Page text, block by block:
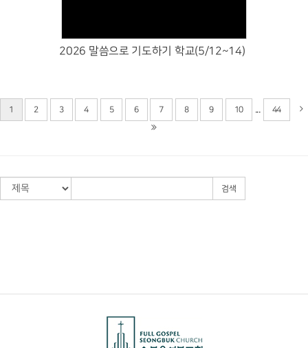
2026 말씀으로 기도하기 학교(5/12~14)
1 2 3 4 5 6 7 8 9 10 ... 44
검색